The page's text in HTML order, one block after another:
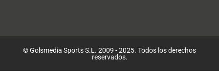
© Golsmedia Sports S.L. 2009 - 2025. Todos los derechos
reservados.